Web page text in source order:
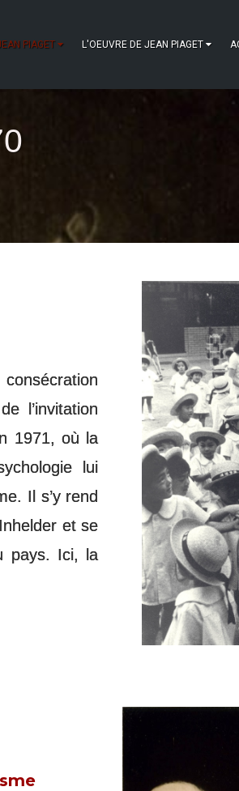
PIAGET L'OEUVRE DE JEAN PIAGET
l’invitation
1971, où la
lui
Il s’y rend
et se
pays. Ici, la